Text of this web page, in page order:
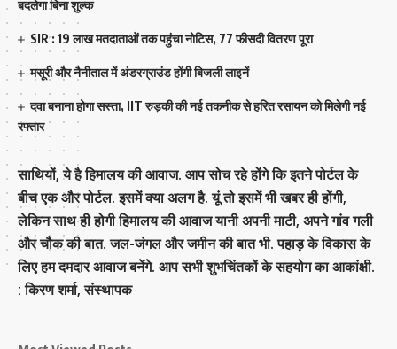
बदलेगा बिना शुल्क
SIR : 19 लाख मतदाताओं तक पहुंचा नोटिस, 77 फीसदी वितरण पूरा
मसूरी और नैनीताल में अंडरग्राउंड होंगी बिजली लाइनें
दवा बनाना होगा सस्ता, IIT रुड़की की नई तकनीक से हरित रसायन को मिलेगी नई
रफ्तार
साथियों, ये है हिमालय की आवाज. आप सोच रहे होंगे कि इतने पोर्टल के
बीच एक और पोर्टल. इसमें क्या अलग है. यूं तो इसमें भी खबर ही होंगी,
लेकिन साथ ही होगी हिमालय की आवाज यानी अपनी माटी, अपने गांव गली
और चौक की बात. जल-जंगल और जमीन की बात भी. पहाड़ के विकास के
लिए हम दमदार आवाज बनेंगे. आप सभी शुभचिंतकों के सहयोग का आकांक्षी.
: किरण शर्मा, संस्‍थापक